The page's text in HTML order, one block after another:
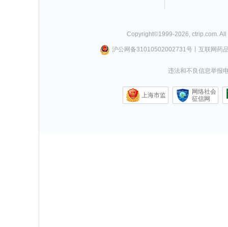
Copyright©1999-2026 ctrip.com .
沪公网备31010502002731号丨 互联网药
违法和不良信息举报
上海市监
网络社会
征信网